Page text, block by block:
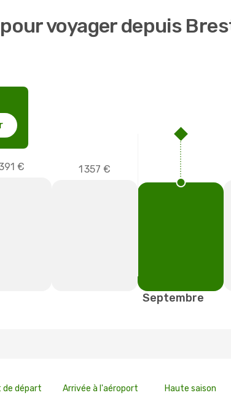
voyager depuis
€ 1 357 €
Septembre
de départ Arrivée à l'aéroport Haute saison